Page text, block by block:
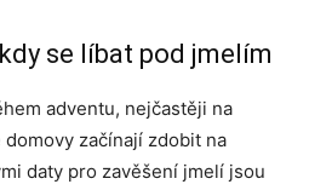
se líbat pod jmelím
adventu, nejčastěji na
začínají zdobit na
daty pro zavěšení jmelí jsou